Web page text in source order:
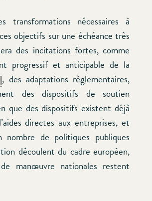
transformations nécessaires à
objectifs sur une échéance très
des incitations fortes, comme
progressif et anticipable de la
, des adaptations règlementaires,
des dispositifs de soutien
que des dispositifs existent déjà
directes aux entreprises, et
nombre de politiques publiques
découlent du cadre européen,
manœuvre nationales restent